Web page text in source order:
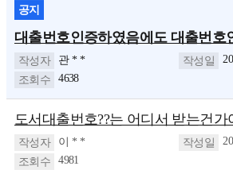
공지
관 * *
4638
도서대출번호??는 어디서 받는건가
이 * *
4981